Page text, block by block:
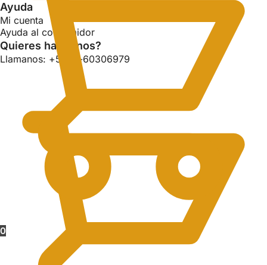
0
Ayuda
Mi cuenta
Ayuda al consumidor
Quieres hablarnos?
Llamanos: +54 11-60306979